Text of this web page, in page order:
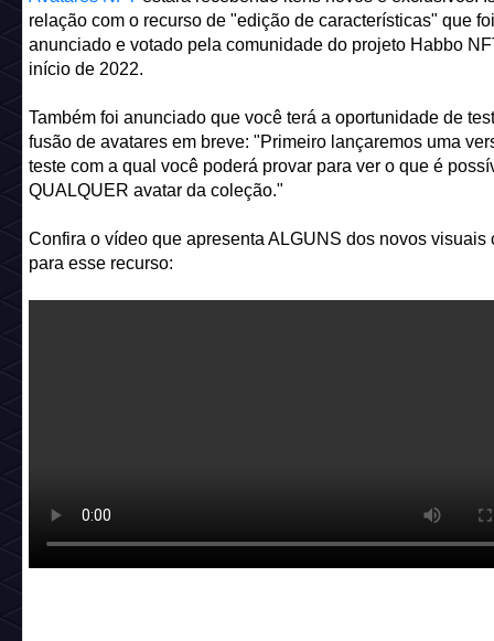
relação com o recurso de "edição de características" que foi
anunciado e votado pela comunidade do projeto Habbo
início de 2022.
Também foi anunciado que você terá a oportunidade de
fusão de avatares em breve: "Primeiro lançaremos uma
teste com a qual você poderá provar para ver o que é
QUALQUER avatar da coleção."
Confira o vídeo que apresenta ALGUNS dos novos visuais
para esse recurso: